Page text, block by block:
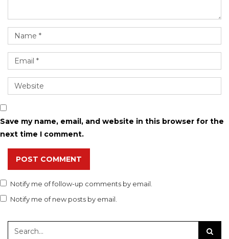
Save my name, email, and website in this browser for the
next time I comment.
POST COMMENT
Notify me of follow-up comments by email.
Notify me of new posts by email.